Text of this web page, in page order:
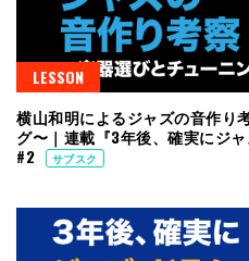
LESSON
横山和明によるジャズの音作り
グ〜｜連載『3年後、確実にジ
#2
サブスク